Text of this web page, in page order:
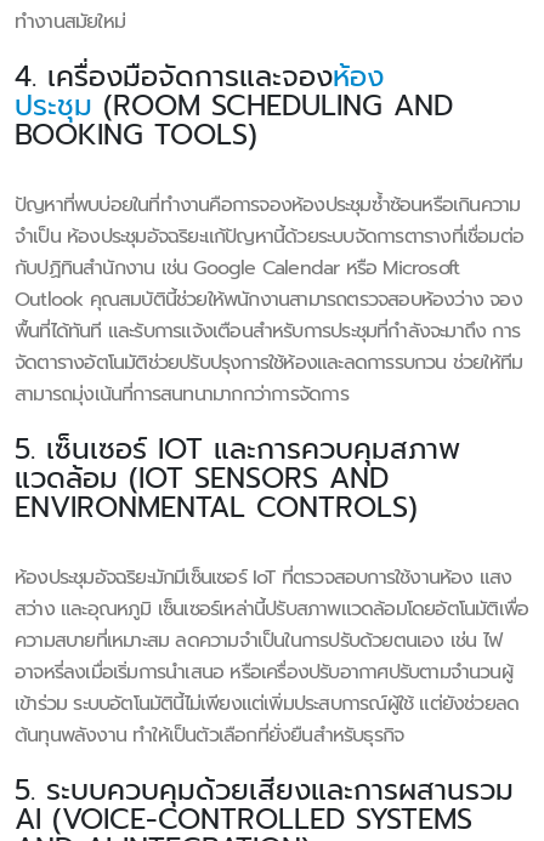
ทำงานสมัยใหม่
4. เครื่องมือจัดการและจองห้อง
ประชุม (ROOM SCHEDULING AND
BOOKING TOOLS)
ปัญหาที่พบบ่อยในที่ทำงานคือการจองห้องประชุมซ้ำซ้อนหรือเกินความ
จำเป็น ห้องประชุมอัจฉริยะแก้ปัญหานี้ด้วยระบบจัดการตารางที่เชื่อมต่อ
กับปฏิทินสำนักงาน เช่น Google Calendar หรือ Microsoft
Outlook คุณสมบัตินี้ช่วยให้พนักงานสามารถตรวจสอบห้องว่าง จอง
พื้นที่ได้ทันที และรับการแจ้งเตือนสำหรับการประชุมที่กำลังจะมาถึง การ
จัดตารางอัตโนมัติช่วยปรับปรุงการใช้ห้องและลดการรบกวน ช่วยให้ทีม
สามารถมุ่งเน้นที่การสนทนามากกว่าการจัดการ
5. เซ็นเซอร์ IOT และการควบคุมสภาพ
แวดล้อม (IOT SENSORS AND
ENVIRONMENTAL CONTROLS)
ห้องประชุมอัจฉริยะมักมีเซ็นเซอร์ IoT ที่ตรวจสอบการใช้งานห้อง แสง
สว่าง และอุณหภูมิ เซ็นเซอร์เหล่านี้ปรับสภาพแวดล้อมโดยอัตโนมัติเพื่อ
ความสบายที่เหมาะสม ลดความจำเป็นในการปรับด้วยตนเอง เช่น ไฟ
อาจหรี่ลงเมื่อเริ่มการนำเสนอ หรือเครื่องปรับอากาศปรับตามจำนวนผู้
เข้าร่วม ระบบอัตโนมัตินี้ไม่เพียงแต่เพิ่มประสบการณ์ผู้ใช้ แต่ยังช่วยลด
ต้นทุนพลังงาน ทำให้เป็นตัวเลือกที่ยั่งยืนสำหรับธุรกิจ
5. ระบบควบคุมด้วยเสียงและการผสานรวม
AI (VOICE-CONTROLLED SYSTEMS